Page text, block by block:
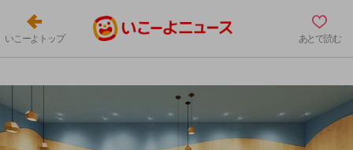
いこーよトップ あとで読む